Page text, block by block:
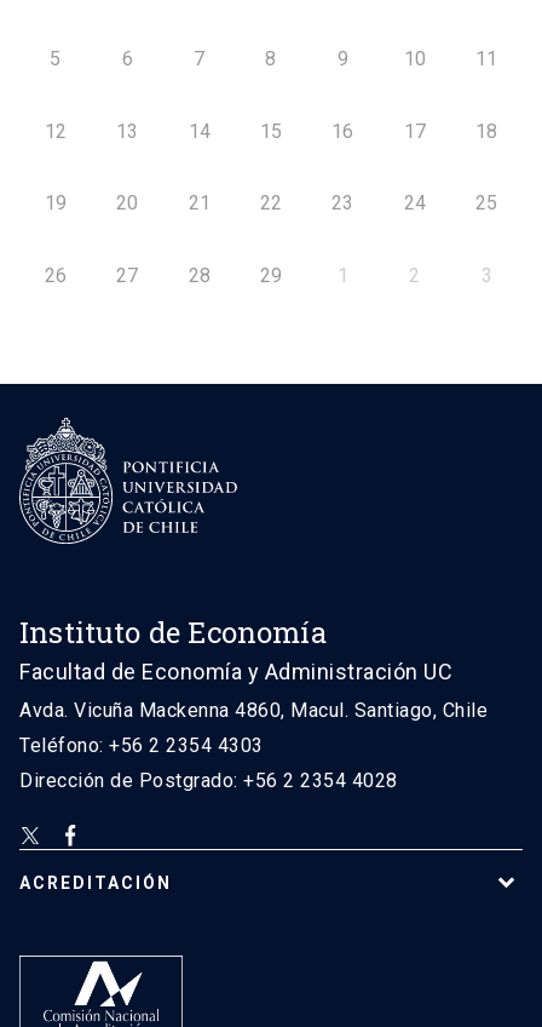
5 6 7 8 9 10 11
12 13 14 15 16 17 18
19 20 21 22 23 24 25
26 27 28 29 1 2 3
Instituto de Economía
Facultad de Economía y Administración UC
Avda. Vicuña Mackenna 4860, Macul. Santiago, Chile
Teléfono: +56 2 2354 4303
Dirección de Postgrado: +56 2 2354 4028
ACREDITACIÓN